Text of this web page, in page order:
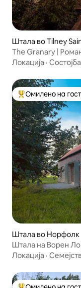
Штала во Tilney
The Granary |
двајца
Локација · Состојба
МеѓуОмилено на
Штала во Норфолк
Штала на Ворен
Локација ·